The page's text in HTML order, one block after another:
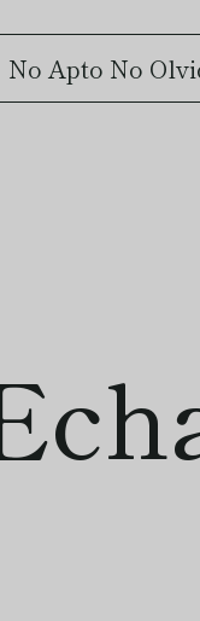
No Apto No